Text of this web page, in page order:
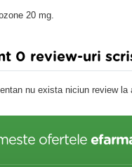
20 mg.
0 review-uri
nu exista niciun review la
ofertele